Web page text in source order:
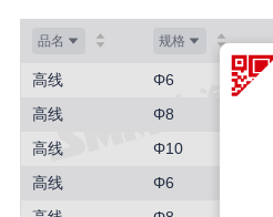
品名 规格
高线
Φ6
高线
Φ8
高线
Φ10
高线
Φ6